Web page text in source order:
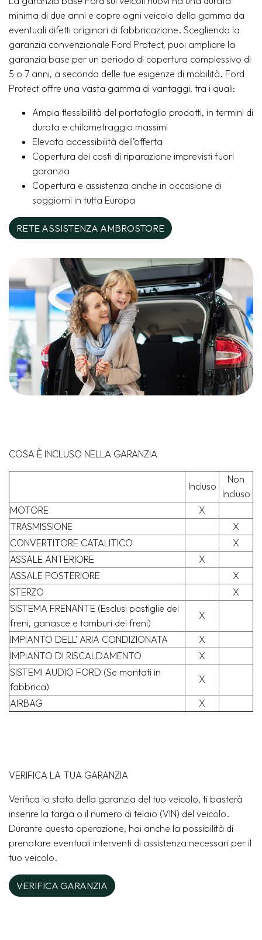
minima di due anni e copre ogni veicolo della gamma da
eventuali difetti originari di fabbricazione. Scegliendo la
garanzia convenzionale Ford Protect, puoi ampliare la
garanzia base per un periodo di copertura complessivo di
5 o 7 anni, a seconda delle tue esigenze di mobilità. Ford
Protect offre una vasta gamma di vantaggi, tra i quali:
Ampia flessibilità del portafoglio prodotti, in termini di
durata e chilometraggio massimi
Elevata accessibilità dell’offerta
Copertura dei costi di riparazione imprevisti fuori
garanzia
Copertura e assistenza anche in occasione di
soggiorni in tutta Europa
RETE ASSISTENZA AMBROSTORE
COSA È INCLUSO NELLA GARANZIA
Incluso
Non
Incluso
MOTORE
X
TRASMISSIONE
X
CONVERTITORE CATALITICO
X
ASSALE ANTERIORE
X
ASSALE POSTERIORE
X
STERZO
X
SISTEMA FRENANTE (Esclusi pastiglie dei
freni, ganasce e tamburi dei freni)
X
IMPIANTO DELL' ARIA CONDIZIONATA
X
IMPIANTO DI RISCALDAMENTO
X
SISTEMI AUDIO FORD (Se montati in
fabbrica)
X
AIRBAG X
VERIFICA LA TUA GARANZIA
Verifica lo stato della garanzia del tuo veicolo, ti basterà
inserire la targa o il numero di telaio (VIN) del veicolo.
Durante questa operazione, hai anche la possibilità di
prenotare eventuali interventi di assistenza necessari per il
tuo veicolo.
VERIFICA GARANZIA